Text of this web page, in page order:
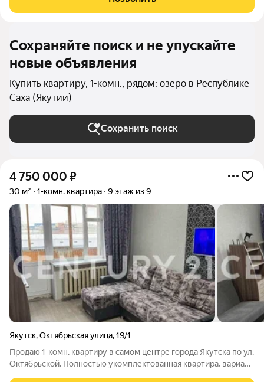
предусмотрят
Сохраняйте поиск и не упускайте
новые объявления
Купить квартиру, 1-комн., рядом: озеро в Республике
Саха (Якутии)
Сохранить поиск
4 750 000 ₽
30 м² 1-комн. квартира 9 этаж из 9
Якутск,Октябрьская улица,19/1
Продаю 1-комн. квартиру в самом центре города Якутска по ул.
Октябрьской. Полностью укомплектованная квартира, вариант